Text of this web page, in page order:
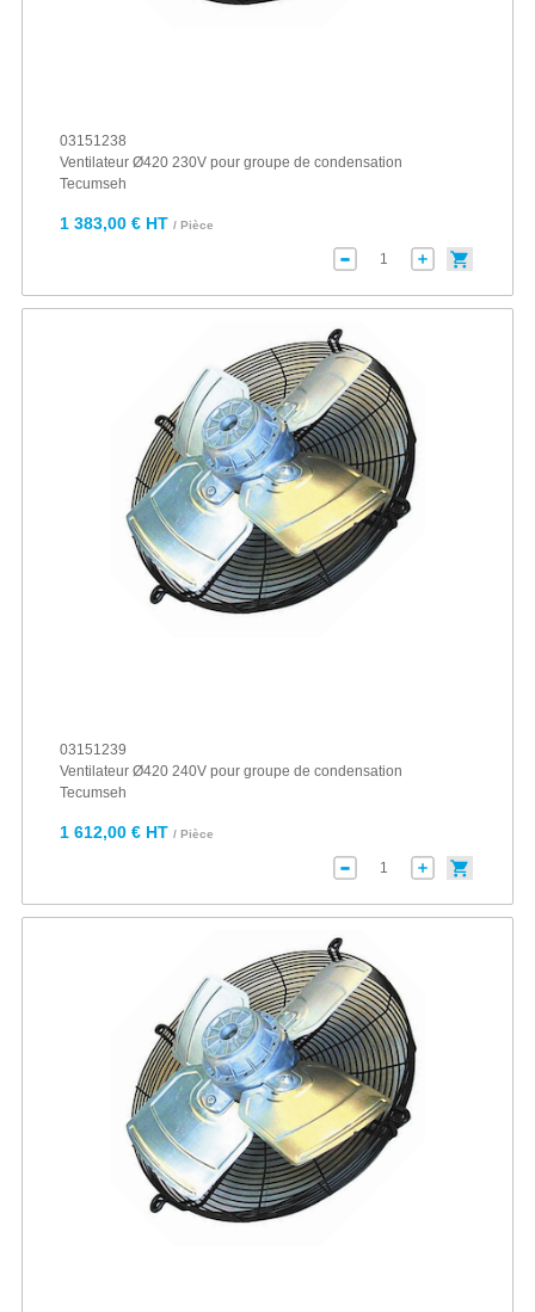
03151238
Ventilateur Ø420 230V pour groupe de condensation
Tecumseh
1 383,00 € HT / Pièce
03151239
Ventilateur Ø420 240V pour groupe de condensation
Tecumseh
1 612,00 € HT / Pièce